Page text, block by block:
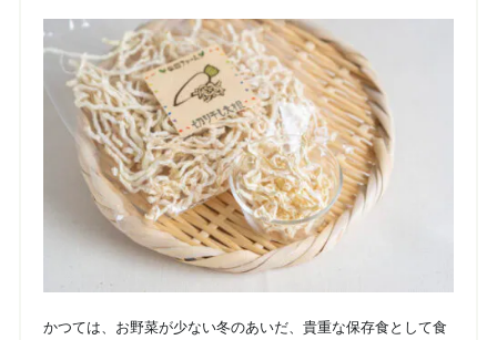
かつては、お野菜が少ない冬のあいだ、貴重な保存食として食